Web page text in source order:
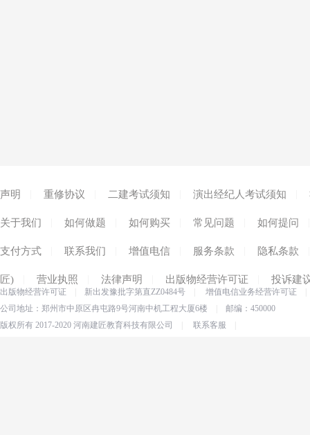
声明 重修协议 二建考试须知 演出经纪人考试须知
关于我们 如何做题 如何购买 常见问题 如何提问
支付方式 联系我们 增值电信 服务条款 隐私条款
匠) 营业执照 法律声明 出版物经营许可证 投诉建
出版物经营许可证 新出发豫批字第直ZZ0484号 增值电信业务经营许可证
公司地址：郑州市中原区冉屯路9号河南中机工程大厦6楼
邮编：450000
版权所有 2017-2020 河南建匠教育科技有限公司
联系客服